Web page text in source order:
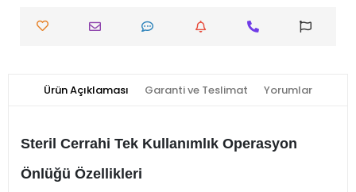
Ürün Açıklaması Garanti ve Teslimat Yorumlar
Steril Cerrahi Tek Kullanımlık Operasyon
Önlüğü Özellikleri